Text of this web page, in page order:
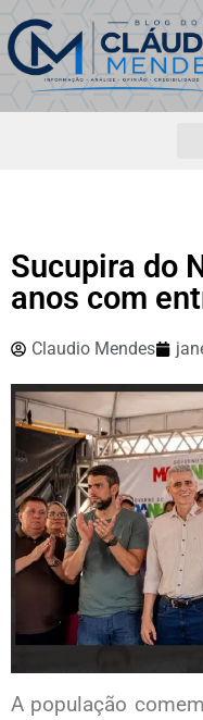
Sucupira do
anos com
Claudio Mendes
A população